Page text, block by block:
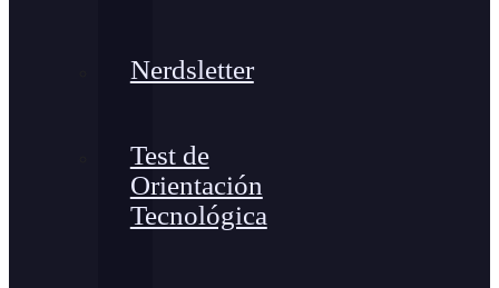
Nerdsletter
Test de
Orientación
Tecnológica